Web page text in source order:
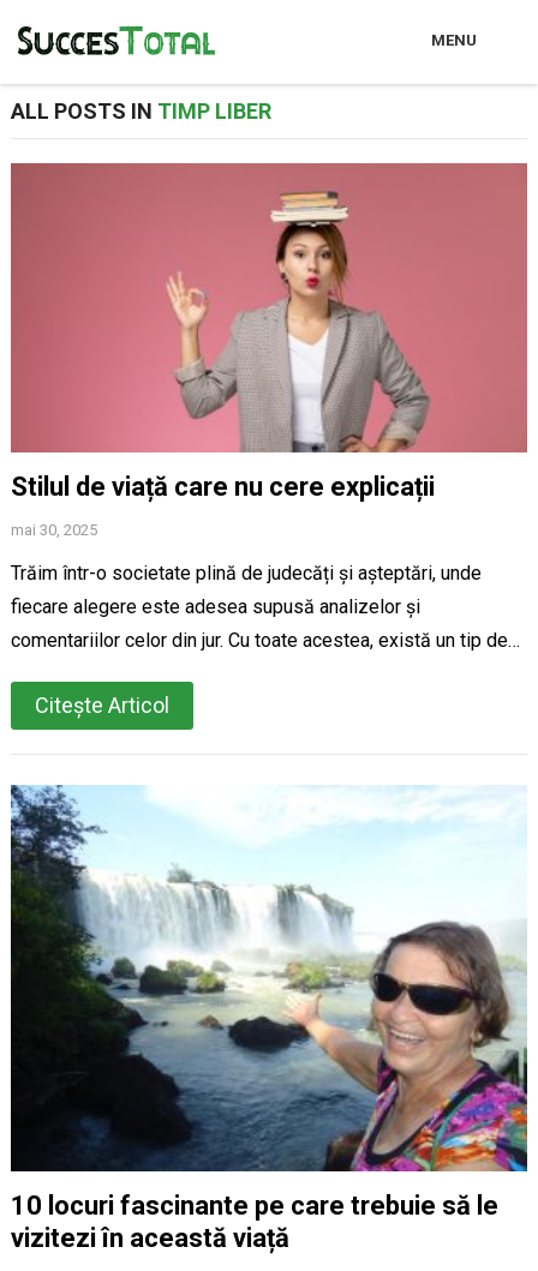
MENU
ALL POSTS IN TIMP LIBER
Stilul de viață care nu cere explicații
mai 30, 2025
Trăim într-o societate plină de judecăți și așteptări, unde
fiecare alegere este adesea supusă analizelor și
comentariilor celor din jur. Cu toate acestea, există un tip de…
Citește Articol
10 locuri fascinante pe care trebuie să le
vizitezi în această viață